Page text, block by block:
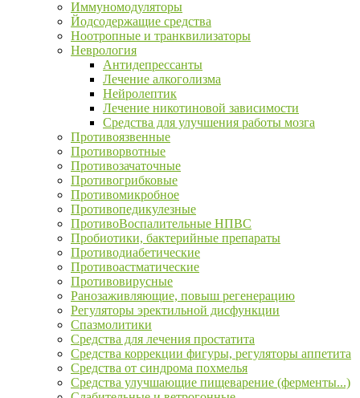
Иммуномодуляторы
Йодсодержащие средства
Ноотропные и транквилизаторы
Неврология
Антидепрессанты
Лечение алкоголизма
Нейролептик
Лечение никотиновой зависимости
Средства для улучшения работы мозга
Противоязвенные
Противорвотные
Противозачаточные
Противогрибковые
Противомикробное
Противопедикулезные
ПротивоВоспалительные НПВС
Пробиотики, бактерийные препараты
Противодиабетические
Противоастматические
Противовирусные
Ранозаживляющие, повыш регенерацию
Регуляторы эректильной дисфункции
Спазмолитики
Средства для лечения простатита
Средства коррекции фигуры, регуляторы аппетита
Средства от синдрома похмелья
Средства улучшающие пищеварение (ферменты...)